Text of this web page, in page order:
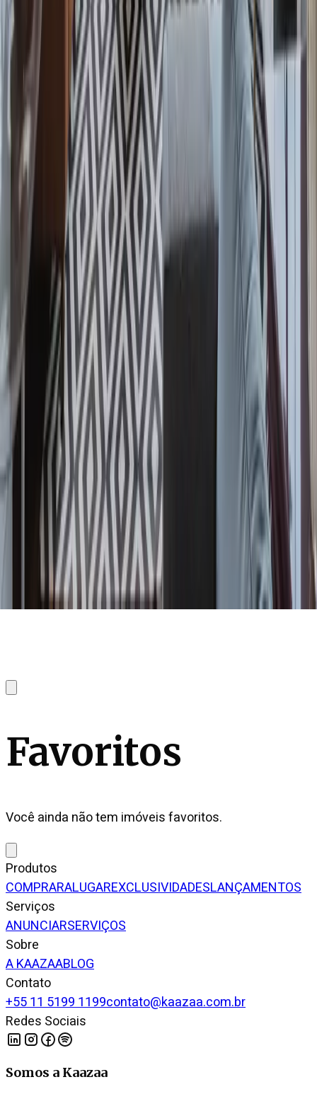
Favoritos
Você ainda não tem imóveis favoritos.
Produtos
COMPRARALUGAREXCLUSIVIDADESLANÇAMENTOS
Serviços
ANUNCIARSERVIÇOS
Sobre
A KAAZAABLOG
Contato
+55 11 5199 1199contato@kaazaa.com.br
Redes Sociais
Somos a Kaazaa